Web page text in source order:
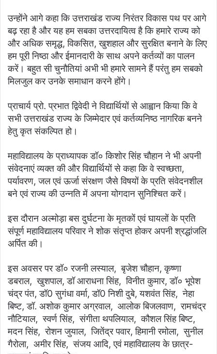
उन्होंने आगे कहा कि उत्तराखंड राज्य निरंतर विकास पथ पर आगे
बढ़ रहा है और यह हम सबका उत्तरदायित्व है कि हमारे राज्य को
और अधिक समृद्ध, विकसित, खुशहाल और सुरक्षित बनाने के लिए
हम पूरी निष्ठा और ईमानदारी के साथ अपने कर्तव्यों का पालन
करें। बहुत सी चुनौतियां अभी भी हमारे सामने हैं परंतु हम सबको
मिलजुल कर उनके समाधान करने होंगे।
प्राचार्य प्रो. प्रभात द्विवेदी ने विद्यार्थियों से आह्वान किया कि वे
सभी उत्तराखंड राज्य के जिम्मेदार एवं कर्तव्यनिष्ठ नागरिक बनने
हेतु कृत संकल्पित हो।
महाविद्यालय के प्राध्यापक डॉ० किशोर सिंह चौहान ने भी अपनी
संवेदनाएं व्यक्त की और विद्यार्थियों से कहा कि वे स्वच्छता,
पर्यावरण, जल एवं ऊर्जा संरक्षण जैसे विषयों के प्रति संवेदनशील
बने एवं राज्य की उन्नति में अपना योगदान सुनिश्चित करें।
इस दौरान अल्मोड़ा बस दुर्घटना के मृतकों एवं घायलों के प्रति
संपूर्ण महाविद्यालय परिवार ने शोक संतृप्त होकर अपनी श्रद्धांजलि
अर्पित की।
इस अवसर पर डॉ० रजनी लस्याल, बृजेश चौहान, कृष्णा
डबराल, खुशपाल, डॉ आराधना सिंह, विनीत कुमार, डॉ० भूपेश
चंद्र पंत, डॉ0 सुगंधा वर्मा, डॉ0 निशी दुबे, यशवंत सिंह, नेहा
बिष्ट, डॉ. अशोक कुमार अग्रवाल, आलोक बिजलवाण, रामचंद्र
नौटियाल, स्वर्ण सिंह, संगीता थपलियाल, कौशल सिंह बिष्ट,
मदन सिंह, रोशन जुयाल, जितेंद्र पवार, हिमानी रमोला, सुनील
गैरोला, अमीर सिंह, संजय आदि, एवं महाविद्यालय के छात्र-